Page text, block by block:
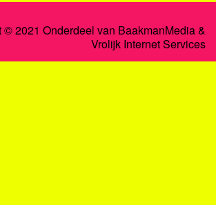
© 2021 Onderdeel van BaakmanMedia&
Vrolijk Internet Services